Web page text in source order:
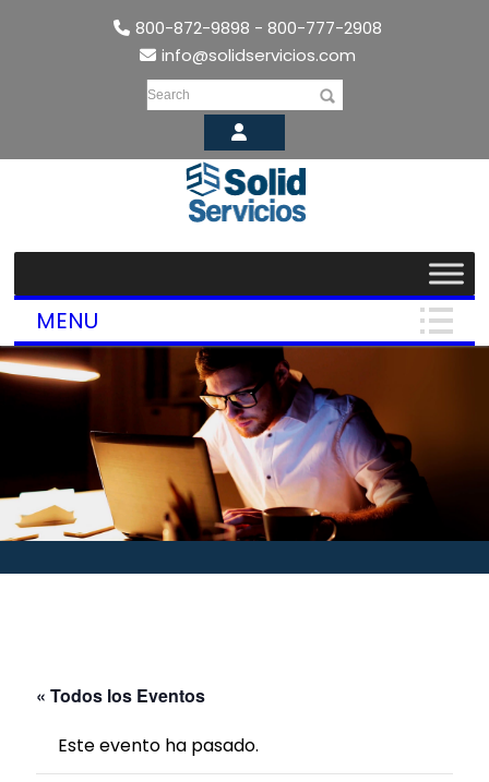
800-872-9898 - 800-777-2908
info@solidservicios.com
Search
MENU
« Todos los Eventos
Este evento ha pasado.